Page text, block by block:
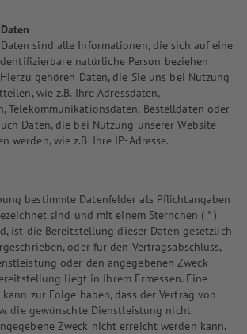
sind alle Informationen, die sich auf eine
natürliche Person beziehen
Hierzu gehören Daten, die Sie uns bei Nutzung
wie z.B. Ihre Adressdaten,
Telekommunikationsdaten, Bestelldaten oder
Daten, die bei Nutzung unserer Website
werden, wie z.B. Ihre IP-Adresse.
bestimmte Datenfelder als Pflichtangaben
sind und mit einem Sternchen ( * )
ist die Bereitstellung dieser Daten gesetzlich
oder für den Vertragsabschluss,
oder den angegebenen Zweck
liegt in Ihrem Ermessen. Eine
zur Folge haben, dass der Vertrag von
die gewünschte Dienstleistung nicht
Zweck nicht erreicht werden kann.